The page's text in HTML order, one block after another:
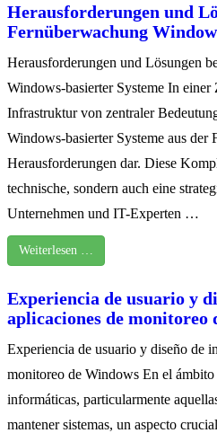
Herausforderungen und
Fernüberwachung
Herausforderungen und Lösungen
Windows-basierter Systeme In
Infrastruktur von zentraler
Windows-basierter Systeme aus der
Herausforderungen dar. Diese
technische, sondern auch eine
Unternehmen und IT-Experten …
Weiterlesen …
Experiencia de usuario y
aplicaciones de monitoreo
Experiencia de usuario y diseño de
monitoreo de Windows En el ámbito
informáticas, particularmente
mantener sistemas, un aspecto